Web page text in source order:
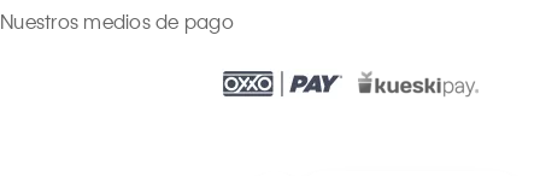
Nuestros medios de pago